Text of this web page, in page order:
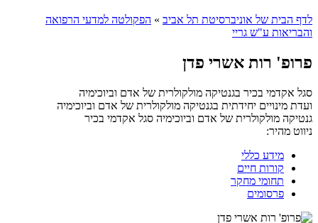
לדף הבית של אוניברסיטת תל אביב » הפקולטה למדעי הרפואה
והבריאות ע"ש גריי
פרופ' רות אשרי פדן
סגל אקדמי בכיר בגנטיקה מולקולרית של אדם וביוכימיה
ועדת מינויים יחידתית בגנטיקה מולקולרית של אדם וביוכימיה
גנטיקה מולקולרית של אדם וביוכימיה סגל אקדמי בכיר
ניווט מהיר:
מידע כללי
קורות חיים
תחומי מחקר
פרסומים